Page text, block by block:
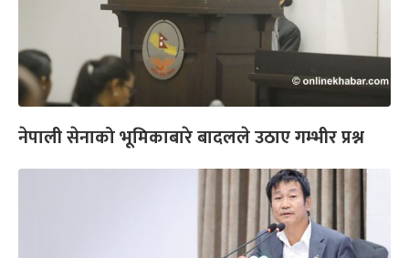
नेपाली सेनाको भूमिकाबारे बादलले उठाए गम्भीर प्रश्न